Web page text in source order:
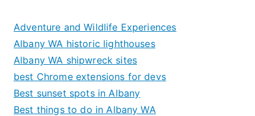
Adventure and Wildlife Experiences
Albany WA historic lighthouses
Albany WA shipwreck sites
best Chrome extensions for devs
Best sunset spots in Albany
Best things to do in Albany WA